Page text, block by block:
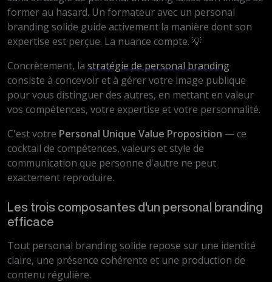
former au hasard. Un formateur avec un personal
branding solide guide activement la manière dont son
expertise est perçue. La nuance compte. 💡
Concrètement, la stratégie de personal branding
consiste à concevoir et à gérer votre image publique
pour vous distinguer des autres, en mettant en valeur
vos compétences, votre expertise et votre personnalité.
C'est votre Personal Unique Value Proposition — ce
cocktail de compétences, valeurs et style de
communication que personne d'autre ne peut
exactement reproduire.
Les trois composantes d'un personal branding
efficace
Tout personal branding solide repose sur une identité
claire, une présence cohérente et une production de
contenu régulière.